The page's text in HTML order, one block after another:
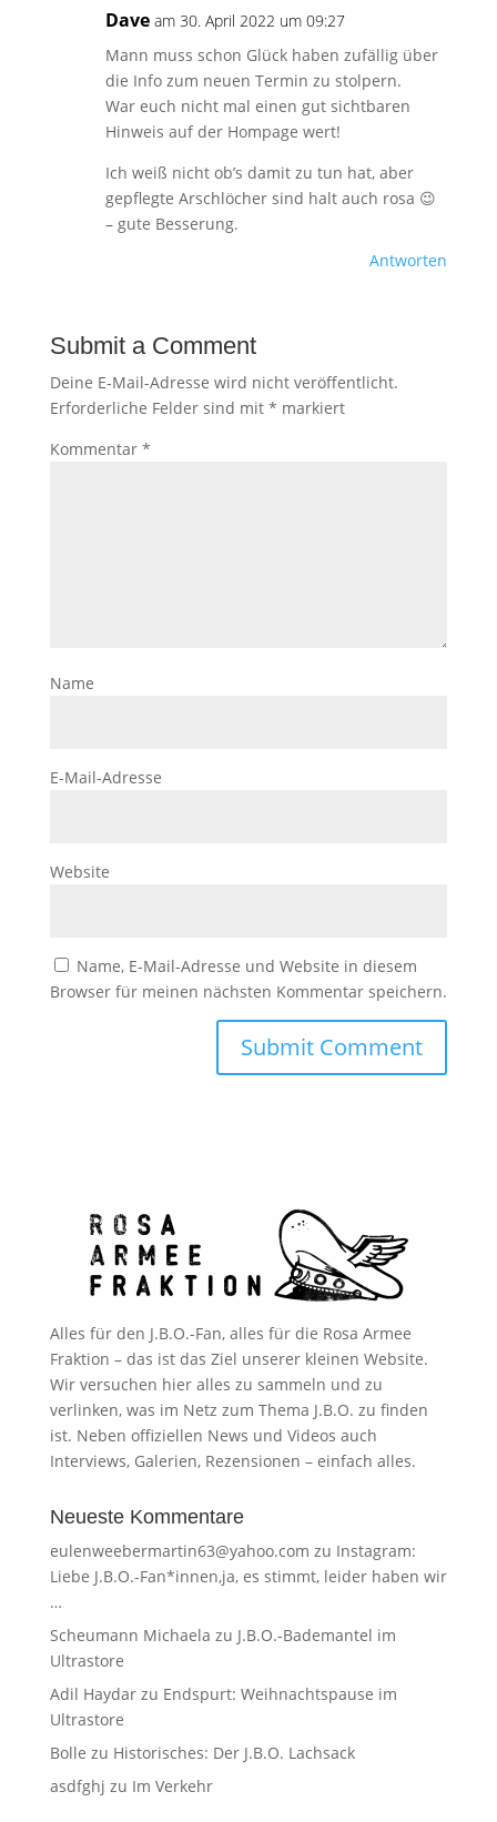
Dave am 30. April 2022 um 09:27
Mann muss schon Glück haben zufällig über
die Info zum neuen Termin zu stolpern.
War euch nicht mal einen gut sichtbaren
Hinweis auf der Hompage wert!
Ich weiß nicht ob’s damit zu tun hat, aber
gepflegte Arschlöcher sind halt auch rosa 😉
– gute Besserung.
Antworten
Submit a Comment
Deine E-Mail-Adresse wird nicht veröffentlicht.
Erforderliche Felder sind mit * markiert
Kommentar *
Name
E-Mail-Adresse
Website
Name, E-Mail-Adresse und Website in diesem
Browser für meinen nächsten Kommentar speichern.
Alles für den J.B.O.-Fan, alles für die Rosa Armee
Fraktion – das ist das Ziel unserer kleinen Website.
Wir versuchen hier alles zu sammeln und zu
verlinken, was im Netz zum Thema J.B.O. zu finden
ist. Neben offiziellen News und Videos auch
Interviews, Galerien, Rezensionen – einfach alles.
Neueste Kommentare
eulenweebermartin63@yahoo.com zu Instagram:
Liebe J.B.O.-Fan*innen,ja, es stimmt, leider haben wir
…
Scheumann Michaela zu J.B.O.-Bademantel im
Ultrastore
Adil Haydarzu Endspurt: Weihnachtspause im
Ultrastore
Bolle zu Historisches: Der J.B.O. Lachsack
asdfghj zu Im Verkehr